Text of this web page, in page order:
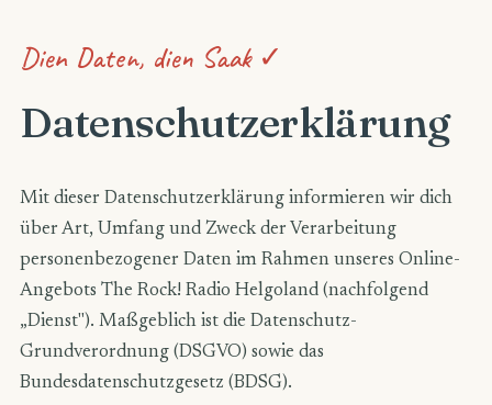
Dien Daten, dien Saak ✓
Datenschutzerklärung
Mit dieser Datenschutzerklärung informieren wir dich
über Art, Umfang und Zweck der Verarbeitung
personenbezogener Daten im Rahmen unseres Online-
Angebots The Rock! Radio Helgoland (nachfolgend
„Dienst"). Maßgeblich ist die Datenschutz-
Grundverordnung (DSGVO) sowie das
Bundesdatenschutzgesetz (BDSG).